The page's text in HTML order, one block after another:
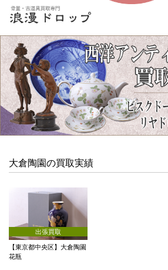
大倉陶園の買取実績
出張買取
【東京都中央区】大倉陶園
花瓶